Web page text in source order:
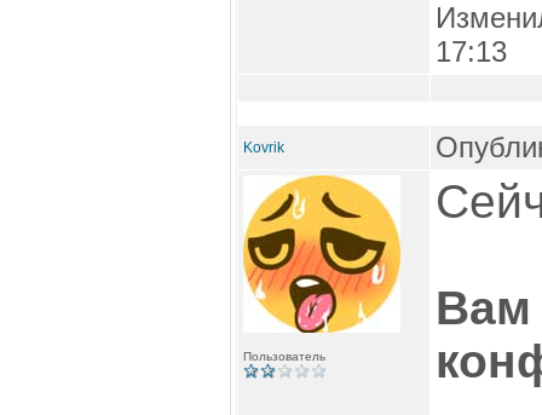
17:13
Kovrik
Пользователь
Вам